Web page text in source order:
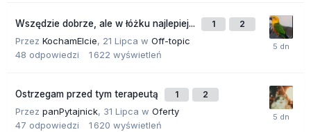
Wszędzie dobrze, ale w łóżku najlepiej... 1 2
Przez KochamElcie, 21 Lipca w Off-topic
48 odpowiedzi 1 622 wyświetleń
Ostrzegam przed tym terapeutą 1 2
Przez panPytajnick, 31 Lipca w Oferty
47 odpowiedzi 1 620 wyświetleń